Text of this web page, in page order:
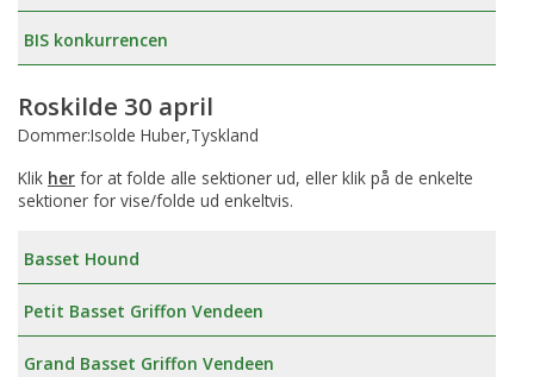
BIS konkurrencen
Roskilde 30 april
Dommer:Isolde Huber,Tyskland
Klik her for at folde alle sektioner ud, eller klik på de enkelte
sektioner for vise/folde ud enkeltvis.
Basset Hound
Petit Basset Griffon Vendeen
Grand Basset Griffon Vendeen